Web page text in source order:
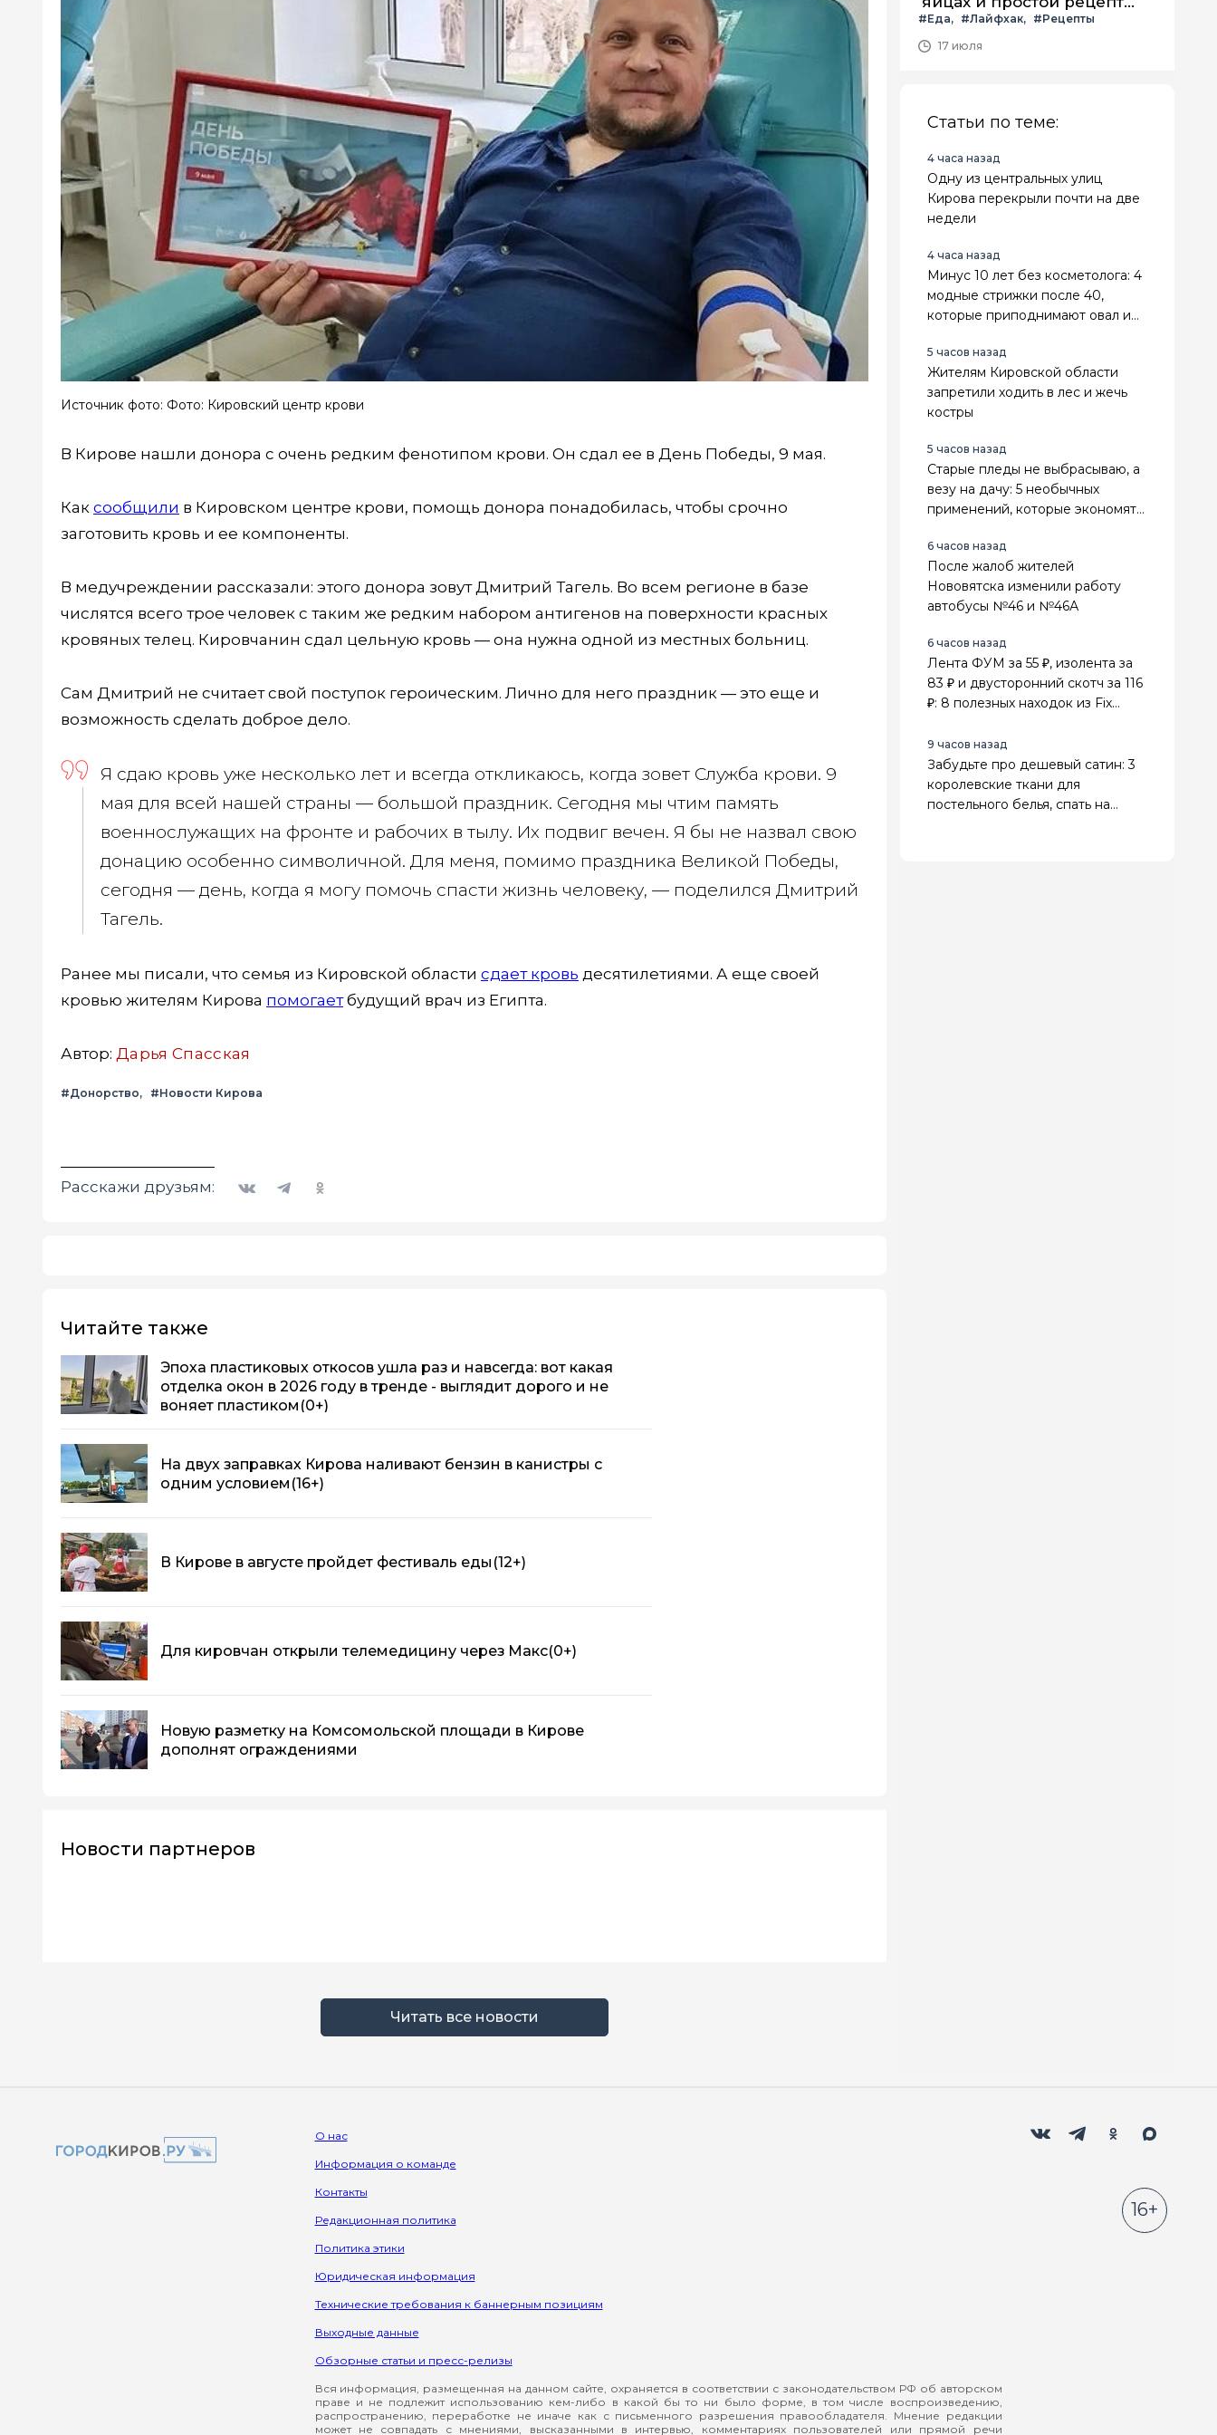
Источник фото: Фото: Кировский центр крови
В Кирове нашли донора с очень редким фенотипом крови. Он сдал ее в День Победы, 9 мая.
Как сообщили в Кировском центре крови, помощь донора понадобилась, чтобы срочно
заготовить кровь и ее компоненты.
В медучреждении рассказали: этого донора зовут Дмитрий Тагель. Во всем регионе в базе
числятся всего трое человек с таким же редким набором антигенов на поверхности красных
кровяных телец. Кировчанин сдал цельную кровь — она нужна одной из местных больниц.
Сам Дмитрий не считает свой поступок героическим. Лично для него праздник — это еще и
возможность сделать доброе дело.
Я сдаю кровь уже несколько лет и всегда откликаюсь, когда зовет Служба крови. 9
мая для всей нашей страны — большой праздник. Сегодня мы чтим память
военнослужащих на фронте и рабочих в тылу. Их подвиг вечен. Я бы не назвал свою
донацию особенно символичной. Для меня, помимо праздника Великой Победы,
сегодня — день, когда я могу помочь спасти жизнь человеку, — поделился Дмитрий
Тагель.
Ранее мы писали, что семья из Кировской области сдает кровь десятилетиями. А еще своей
кровью жителям Кирова помогаетбудущий врач из Египта.
Автор: Дарья Спасская
#Донорство #Новости Кирова
Расскажи друзьям:
Читайте также
Эпоха пластиковых откосов ушла раз и навсегда: вот какая
отделка окон в 2026 году в тренде - выглядит дорого и не
воняет пластиком (0+)
На двух заправках Кирова наливают бензин в канистры с
одним условием (16+)
В Кирове в августе пройдет фестиваль еды (12+)
Для кировчан открыли телемедицину через Макс(0+)
Новую разметку на Комсомольской площади в Кирове
дополнят ограждениями
Новости партнеров
Читать все новости
летнего салата с ним
#Еда #Лайфхак
#Рецепты
17 июля
Статьи по теме:
4 часа назад
Одну из центральных улиц
Кирова перекрыли почти на две
недели
4 часа назад
Минус 10 лет без косметолога: 4
модные стрижки после 40,
которые приподнимают овал и
5 часов назад
Жителям Кировской области
запретили ходить в лес и жечь
костры
5 часов назад
Старые пледы не выбрасываю, а
везу на дачу: 5 необычных
применений, которые экономят
6 часов назад
После жалоб жителей
Нововятска изменили работу
автобусы №46 и №46А
6 часов назад
Лента ФУМ за 55 ₽, изолента за
83 ₽ и двусторонний скотч за 116
₽: 8 полезных находок из Fix
9 часов назад
Забудьте про дешевый сатин: 3
королевские ткани для
постельного белья, спать на
О нас
Информация о команде
Контакты
Редакционная политика
Политика этики
Юридическая информация
Технические требования к баннерным позициям
Выходные данные
Обзорные статьи и пресс-релизы
Вся информация, размещенная на данном сайте, охраняется в соответствии с законодательством РФ об авторском
праве и не подлежит использованию кем-либо в какой бы то ни было форме, в том числе воспроизведению,
распространению, переработке не иначе как с письменного разрешения правообладателя. Мнение редакции
может не совпадать с мнениями, высказанными в интервью, комментариях пользователей или прямой речи
16+